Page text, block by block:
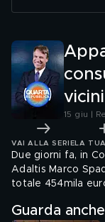
15 giu |
VAI ALLA SERIE LA
Due giorni fa, in
Adaltis Marco
totale 454mila
Guarda anche